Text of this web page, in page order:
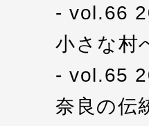
vol.66
小さな村
vol.65
奈良の